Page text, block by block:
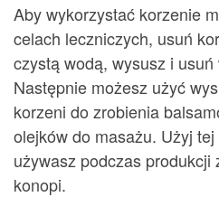
Aby wykorzystać korzenie
celach leczniczych, usuń
czystą wodą, wysusz i usuń
Następnie możesz użyć
korzeni do zrobienia
olejków do masażu. Użyj
używasz podczas produkcji
konopi.